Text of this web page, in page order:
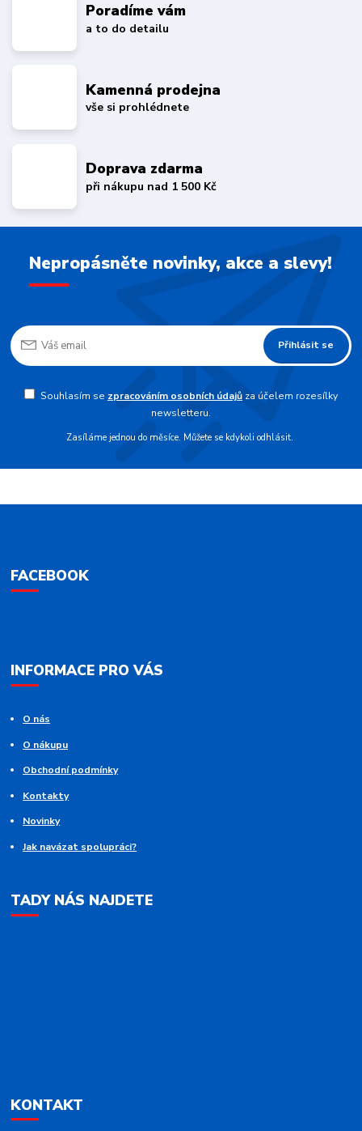
Poradíme vám
a to do detailu
Kamenná prodejna
vše si prohlédnete
Doprava zdarma
při nákupu nad 1 500 Kč
Nepropásněte novinky, akce a slevy!
Přihlásit se
Souhlasím se zpracováním osobních údajůza účelem rozesílky
newsletteru.
Zasíláme jednou do měsíce. Můžete se kdykoli odhlásit.
FACEBOOK
INFORMACE PRO VÁS
O nás
O nákupu
Obchodní podmínky
Kontakty
Novinky
Jak navázat spolupráci?
TADY NÁS NAJDETE
KONTAKT